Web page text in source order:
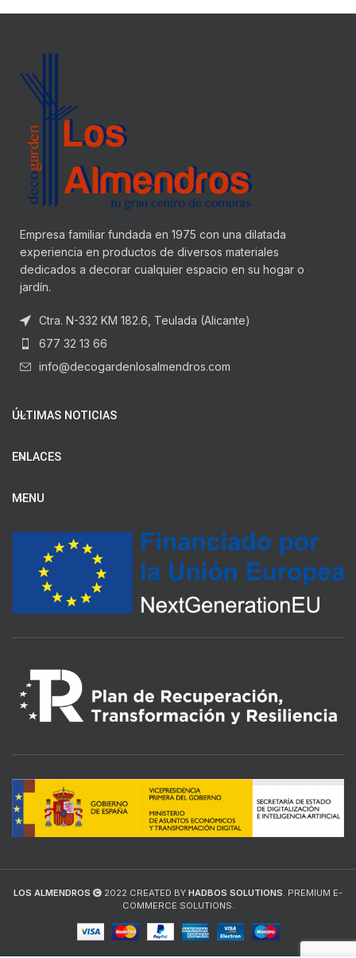
Empresa familiar fundada en 1975 con una dilatada
experiencia en productos de diversos materiales
dedicados a decorar cualquier espacio en su hogar o
jardín.
Ctra. N-332 KM 182.6, Teulada (Alicante)
677 32 13 66
info@decogardenlosalmendros.com
ÚLTIMAS NOTICIAS
ENLACES
MENU
LOS ALMENDROS 2022 CREATED BY HADBOS SOLUTIONS. PREMIUM E-
COMMERCE SOLUTIONS.